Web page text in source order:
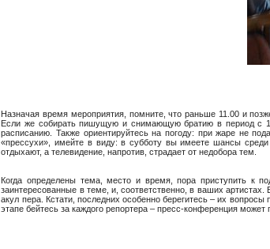
Назначая время мероприятия, помните, что раньше 11.00 и
Если же собирать пишущую и снимающую братию в период с
расписанию. Также ориентируйтесь на погоду: при жаре не
«прессухи», имейте в виду: в субботу вы имеете шансы
отдыхают, а телевидение, напротив, страдает от недобора тем.
Когда определены тема, место и время, пора приступить к
заинтересованные в теме, и, соответственно, в ваших
акул пера. Кстати, последних особенно берегитесь – их
этапе бейтесь за каждого репортера – пресс-конференция